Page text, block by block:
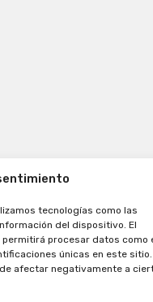
tecnologías como las
del dispositivo. El
procesar datos como
únicas en este sitio.
afectar negativamente a